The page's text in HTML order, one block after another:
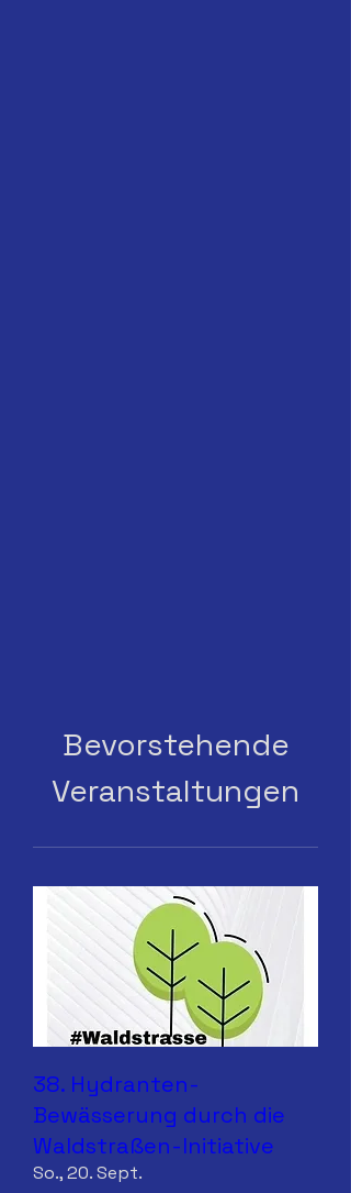
Bevorstehende
Veranstaltungen
38. Hydranten-
Bewässerung durch die
Waldstraßen-Initiative
So., 20. Sept.